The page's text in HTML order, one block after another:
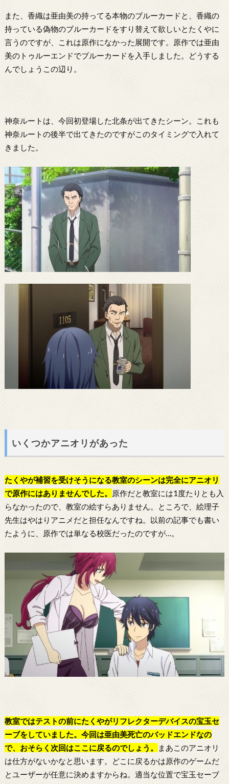
また、香織は亜由美の持ってる本物のブルーカードと、香織の
持っている偽物のブルーカードをすり替えて欲しいとたくやに
言うのですが、これは原作になかった展開です。原作では亜由
美のトゥルーエンドでブルーカードを入手しました。どうする
んでしょうこの辺り。
神奈ルートは、今回初登場した北条が出てきたシーン。これも
神奈ルートの後半で出てきたのですがこのタイミングで入れて
きました。
いくつかアニオリがあった
たくやが補習を受けそうになる教室のシーンは完全にアニオリ
で原作にはありませんでした。
原作だと教室には1度たりとも入
らなかったので、教室の絵すらありません。ところで、絵理子
先生はやはりアニメだと担任なんですね。以前の記事でも書い
たように、原作では単なる校医だったのですが…。
教室ではテストの前にたくやがリフレクターデバイスの宝玉セ
ーブをしていました。今回は亜由美死亡のバッドエンドなの
で、おそらく次回はここに戻るのでしょう。
まあこのアニオリ
は仕方がないかなと思います。どこに戻るかは原作のゲームだ
とユーザーが任意に決めますからね。適当な位置で宝玉セーブ